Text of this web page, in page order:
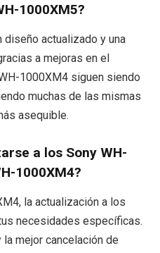
1000XM5?
actualizado y una
a mejoras en el
1000XM4 siguen siendo
muchas de las mismas
asequible.
a los Sony WH-
1000XM4?
la actualización a los
necesidades específicas.
mejor cancelación de